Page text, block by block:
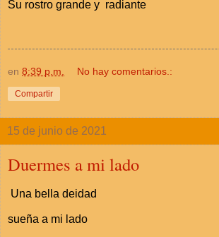
Su rostro grande y radiante
en 8:39 p.m. No hay comentarios.:
Compartir
15 de junio de 2021
Duermes a mi lado
Una bella deidad
sueña a mi lado